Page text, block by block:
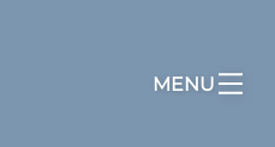
MENU
de